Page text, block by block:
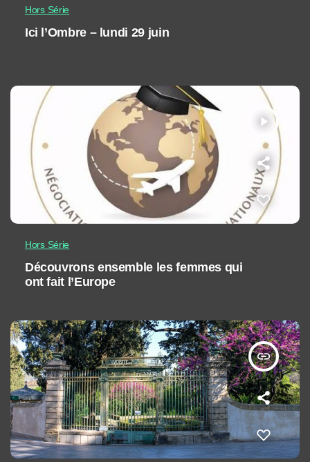
Hors Série
Ici l’Ombre – lundi 29 juin
play_arrow
Hors Série
Découvrons ensemble les femmes qui
ont fait l’Europe
insert_link